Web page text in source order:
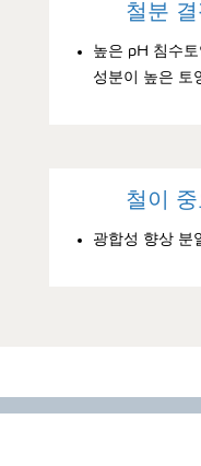
철분
높은 pH 침수
성분이 높은 토
철이
광합성 향상 분